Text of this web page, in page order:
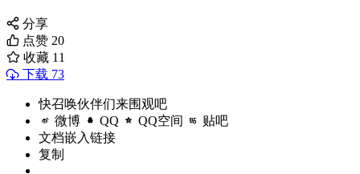
分享
点赞 20
收藏 11
下载 73
快召唤伙伴们来围观吧
微博 QQ QQ空间 贴吧
文档嵌入链接
复制